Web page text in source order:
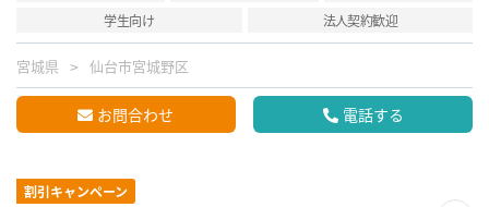
学生向け
法人契約歓迎
宮城県 仙台市宮城野区
お問合わせ 電話する
割引キャンペーン